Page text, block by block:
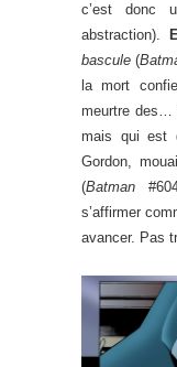
c’est donc
abstraction).
bascule (
la mort
meurtre des…
mais qui est
Gordon,
(Batman
s’affirmer
avancer. Pas